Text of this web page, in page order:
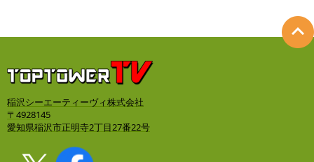
稲沢シーエーティーヴィ株式会社
〒4928145
愛知県稲沢市正明寺2丁目27番22号